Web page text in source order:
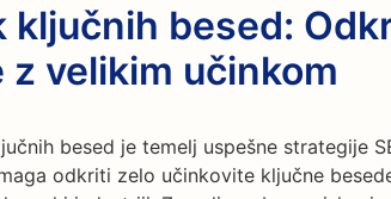
ključnih besed:
z velikim učinkom
besed je temelj uspešne strategije
odkriti zelo učinkovite ključne